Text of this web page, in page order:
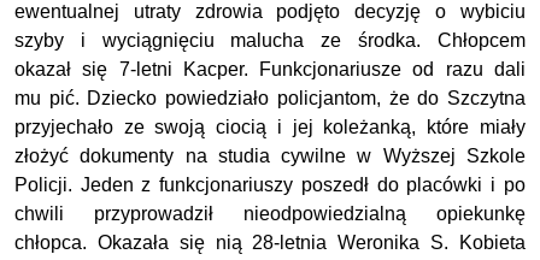
ewentualnej utraty zdrowia podjęto decyzję o wybiciu
szyby i wyciągnięciu malucha ze środka. Chłopcem
okazał się 7-letni Kacper. Funkcjonariusze od razu dali
mu pić. Dziecko powiedziało policjantom, że do Szczytna
przyjechało ze swoją ciocią i jej koleżanką, które miały
złożyć dokumenty na studia cywilne w Wyższej Szkole
Policji. Jeden z funkcjonariuszy poszedł do placówki i po
chwili przyprowadził nieodpowiedzialną opiekunkę
chłopca. Okazała się nią 28-letnia Weronika S. Kobieta